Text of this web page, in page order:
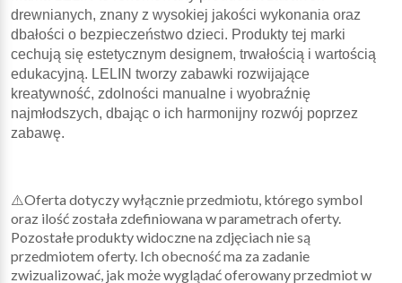
drewnianych, znany z wysokiej jakości wykonania oraz
dbałości o bezpieczeństwo dzieci. Produkty tej marki
cechują się estetycznym designem, trwałością i wartością
edukacyjną. LELIN tworzy zabawki rozwijające
kreatywność, zdolności manualne i wyobraźnię
najmłodszych, dbając o ich harmonijny rozwój poprzez
zabawę.
⚠️Oferta dotyczy wyłącznie przedmiotu, którego symbol
oraz ilość została zdefiniowana w parametrach oferty.
Pozostałe produkty widoczne na zdjęciach nie są
przedmiotem oferty. Ich obecność ma za zadanie
zwizualizować, jak może wyglądać oferowany przedmiot w